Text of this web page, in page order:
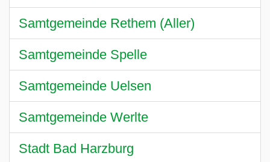
Samtgemeinde Rethem (Aller)
Samtgemeinde Spelle
Samtgemeinde Uelsen
Samtgemeinde Werlte
Stadt Bad Harzburg